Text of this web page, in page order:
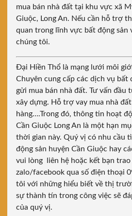
mua bán nhà đất tại khu vực xã
Giuộc, Long An. Nếu cần hỗ trợ
quan trong lĩnh vực bất động sản
chúng tôi.
Đại Hiền Thổ là mạng lưới môi
Chuyên cung cấp các dịch vụ bất
gửi mua bán nhà đất. Tư vấn đầu
xây dựng. Hỗ trợ vay mua nhà
hàng….Trong đó, thông tin hoạt
Cần Giuộc Long An là một hạn
thời gian này. Quý vị có nhu cầu
động sản huyện Cần Giuộc hay
vui lòng liên hệ hoặc kết bạn trao
zalo/facebook qua số điện thoại
tôi với những hiểu biết về thị
sự thành tín trong công việc sẽ
của quý vị.